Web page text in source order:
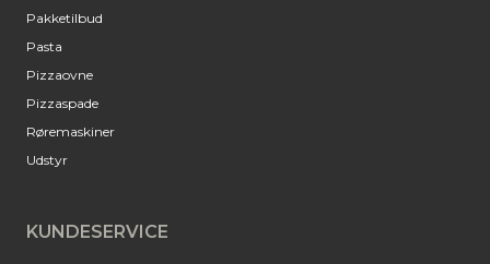
Pakketilbud
Pasta
Pizzaovne
Pizzaspade
Røremaskiner
Udstyr
KUNDESERVICE